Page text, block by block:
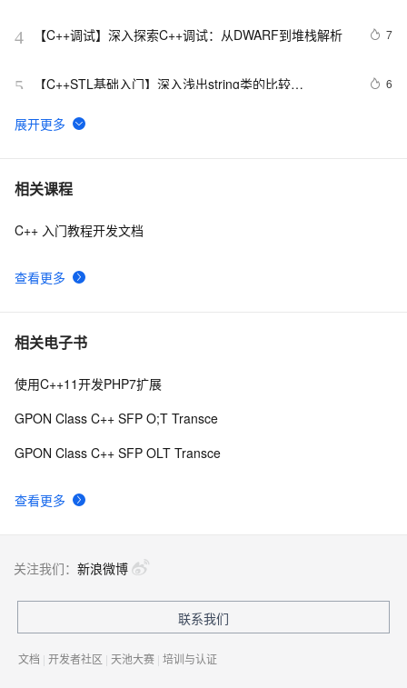
4 【C++调试】深入探索C++调试：从DWARF到堆栈解析 7
5
【C++STL基础入门】深入浅出string类的比较
6
6 设计模式C++学习笔记之十六（Observer观察者模式）
7 C++ Builder构建算二十四点小游戏
8 Qt C++ 扫码枪使用数据处理
9 C++之MFC制作简单计算器（VS2019实现），附带完整
10
√2、(2/√π) 等等）
相关课程
查看更多
C++ 入门教程开发文档
相关电子书
查看更多
使用C++11开发PHP7扩展
GPON Class C++ SFP O;T Transce
GPON Class C++ SFP OLT Transce
关注我们： 新浪微博
联系我们
文档 | 开发者社区 | 天池大赛 | 培训与认证